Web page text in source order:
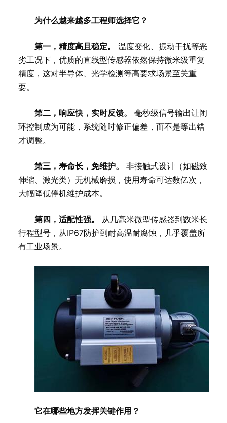
为什么越来越多工程师选择它？
第一，精度高且稳定。
温度变化、振动干扰等恶
劣工况下，优质的直线型传感器依然保持微米级重复
精度，这对半导体、光学检测等高要求场景至关重
要。
第二，响应快，实时反馈。
毫秒级信号输出让闭
环控制成为可能，系统随时修正偏差，而不是等出错
才调整。
第三，寿命长，免维护。
非接触式设计（如磁致
伸缩、激光类）无机械磨损，使用寿命可达数亿次，
大幅降低停机维护成本。
第四，适配性强。
从几毫米微型传感器到数米长
行程型号，从IP67防护到耐高温耐腐蚀，几乎覆盖所
有工业场景。
它在哪些地方发挥关键作用？